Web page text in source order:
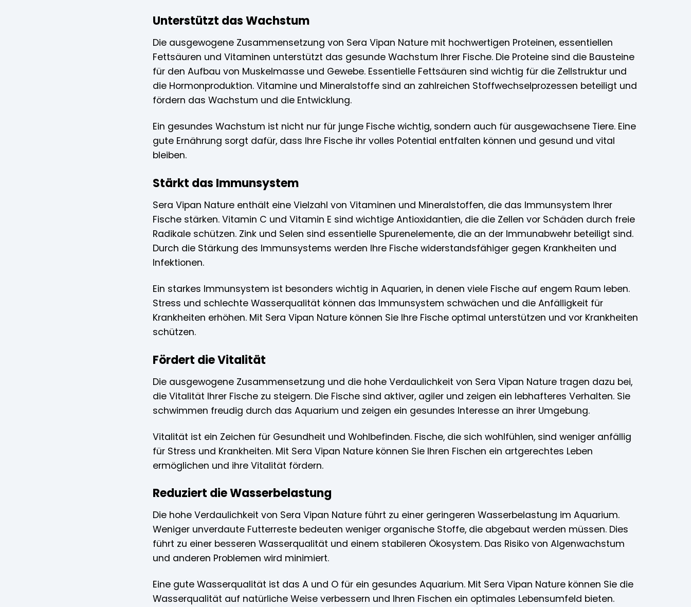
Unterstützt das Wachstum
Die ausgewogene Zusammensetzung von Sera Vipan Nature mit hochwertigen Proteinen, essentiellen
Fettsäuren und Vitaminen unterstützt das gesunde Wachstum Ihrer Fische. Die Proteine sind die Bausteine
für den Aufbau von Muskelmasse und Gewebe. Essentielle Fettsäuren sind wichtig für die Zellstruktur und
die Hormonproduktion. Vitamine und Mineralstoffe sind an zahlreichen Stoffwechselprozessen beteiligt und
fördern das Wachstum und die Entwicklung.
Ein gesundes Wachstum ist nicht nur für junge Fische wichtig, sondern auch für ausgewachsene Tiere. Eine
gute Ernährung sorgt dafür, dass Ihre Fische ihr volles Potential entfalten können und gesund und vital
bleiben.
Stärkt das Immunsystem
Sera Vipan Nature enthält eine Vielzahl von Vitaminen und Mineralstoffen, die das Immunsystem Ihrer
Fische stärken. Vitamin C und Vitamin E sind wichtige Antioxidantien, die die Zellen vor Schäden durch freie
Radikale schützen. Zink und Selen sind essentielle Spurenelemente, die an der Immunabwehr beteiligt sind.
Durch die Stärkung des Immunsystems werden Ihre Fische widerstandsfähiger gegen Krankheiten und
Infektionen.
Ein starkes Immunsystem ist besonders wichtig in Aquarien, in denen viele Fische auf engem Raum leben.
Stress und schlechte Wasserqualität können das Immunsystem schwächen und die Anfälligkeit für
Krankheiten erhöhen. Mit Sera Vipan Nature können Sie Ihre Fische optimal unterstützen und vor Krankheiten
schützen.
Fördert die Vitalität
Die ausgewogene Zusammensetzung und die hohe Verdaulichkeit von Sera Vipan Nature tragen dazu bei,
die Vitalität Ihrer Fische zu steigern. Die Fische sind aktiver, agiler und zeigen ein lebhafteres Verhalten. Sie
schwimmen freudig durch das Aquarium und zeigen ein gesundes Interesse an ihrer Umgebung.
Vitalität ist ein Zeichen für Gesundheit und Wohlbefinden. Fische, die sich wohlfühlen, sind weniger anfällig
für Stress und Krankheiten. Mit Sera Vipan Nature können Sie Ihren Fischen ein artgerechtes Leben
ermöglichen und ihre Vitalität fördern.
Reduziert die Wasserbelastung
Die hohe Verdaulichkeit von Sera Vipan Nature führt zu einer geringeren Wasserbelastung im Aquarium.
Weniger unverdaute Futterreste bedeuten weniger organische Stoffe, die abgebaut werden müssen. Dies
führt zu einer besseren Wasserqualität und einem stabileren Ökosystem. Das Risiko von Algenwachstum
und anderen Problemen wird minimiert.
Eine gute Wasserqualität ist das A und O für ein gesundes Aquarium. Mit Sera Vipan Nature können Sie die
Wasserqualität auf natürliche Weise verbessern und Ihren Fischen ein optimales Lebensumfeld bieten.